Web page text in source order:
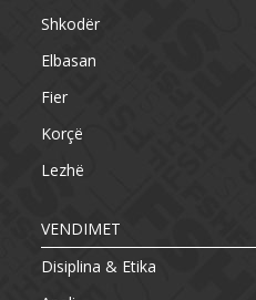
Shkodër
Elbasan
Fier
Korçë
Lezhë
VENDIMET
Disiplina & Etika